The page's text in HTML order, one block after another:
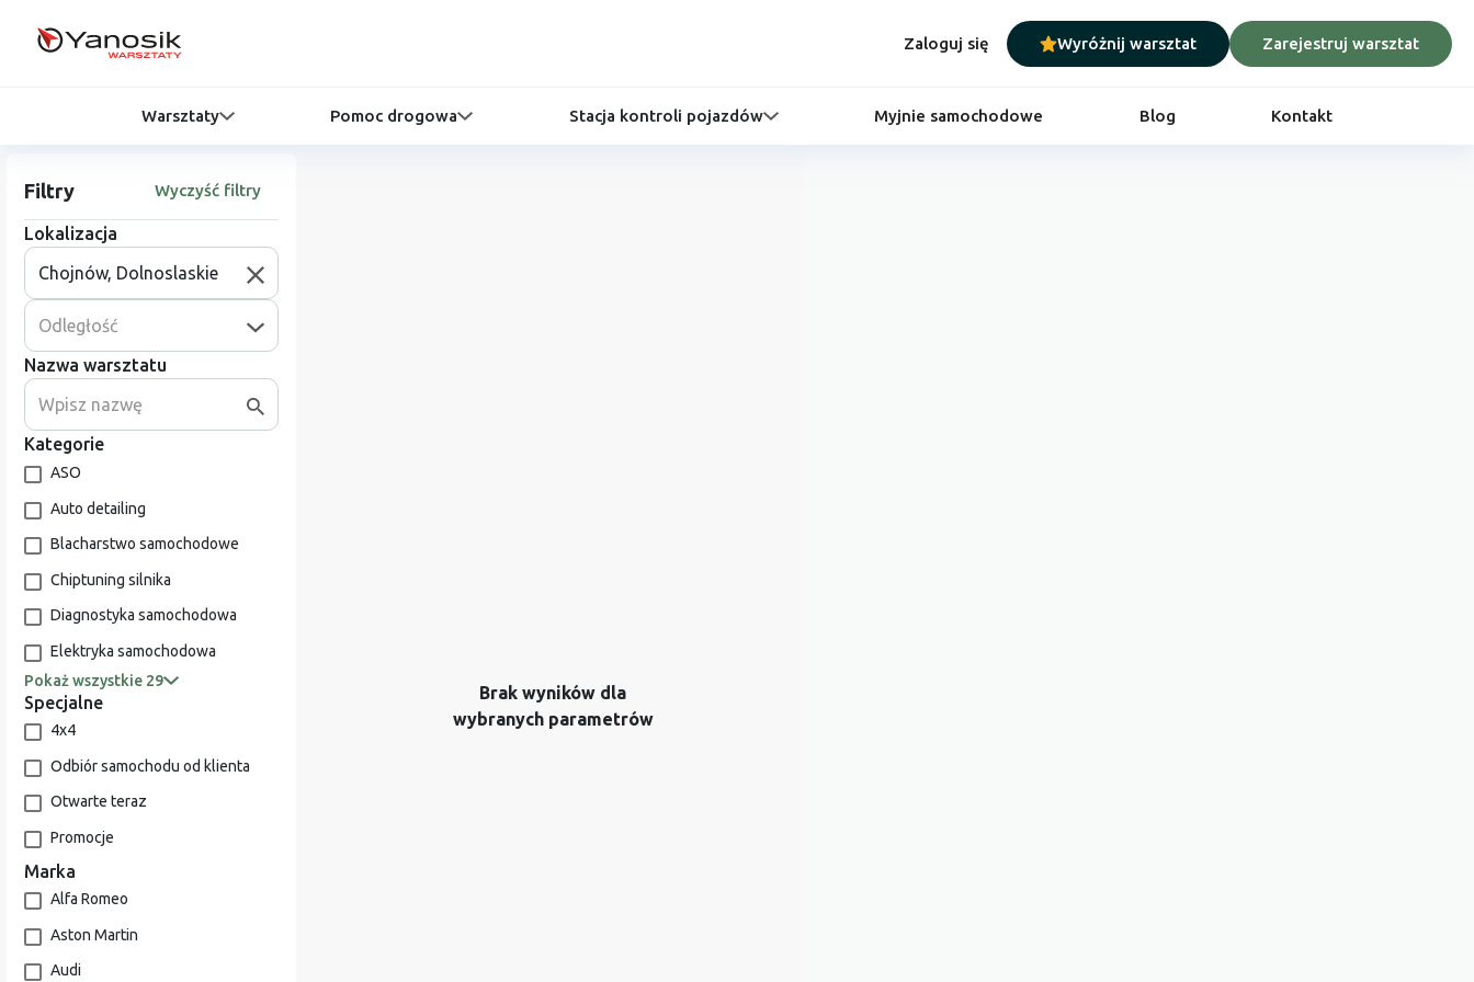
Zaloguj się Wyróżnij warsztat Zarejestruj warsztat
Warsztaty Pomoc drogowa Stacja kontroli pojazdów Myjnie samochodowe Blog Kontakt
Filtry Wyczyść filtry
Lokalizacja
Odległość
Nazwa warsztatu
Kategorie
ASO
Auto detailing
Blacharstwo samochodowe
Chiptuning silnika
Diagnostyka samochodowa
Elektryka samochodowa
Pokaż wszystkie 29
Specjalne
4x4
Odbiór samochodu od klienta
Otwarte teraz
Promocje
Marka
Alfa Romeo
Aston Martin
Audi
Brak wyników dla
wybranych parametrów